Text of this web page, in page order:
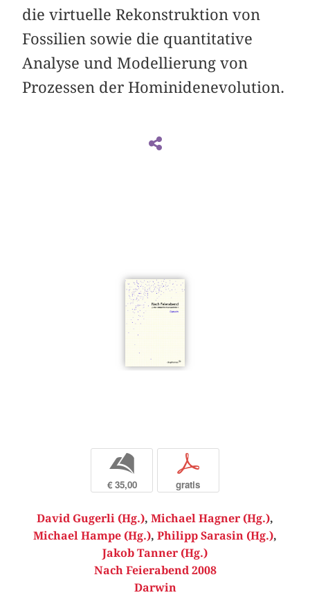
die virtuelle Rekonstruktion von
Fossilien sowie die quantitative
Analyse und Modellierung von
Prozessen der Hominidenevolution.
b
€ 35,00
p
gratis
David Gugerli (Hg.), Michael Hagner (Hg.),
Michael Hampe (Hg.), Philipp Sarasin (Hg.),
Jakob Tanner (Hg.)
Nach Feierabend 2008
Darwin